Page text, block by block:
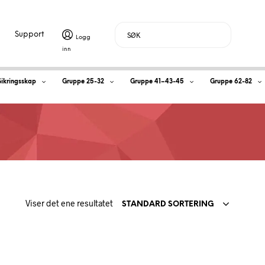
Sikringsskap Gruppe 25-32 Gruppe 41–43-45 Gruppe 62-82
Support
STANDARD SORTERING
Viser det ene resultatet
H
a
d
e